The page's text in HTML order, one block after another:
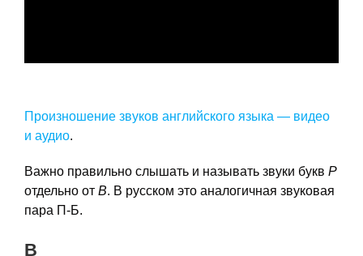
Произношение звуков английского языка — видео
и аудио.
Важно правильно слышать и называть звуки букв P
отдельно от B. В русском это аналогичная звуковая
пара П-Б.
B